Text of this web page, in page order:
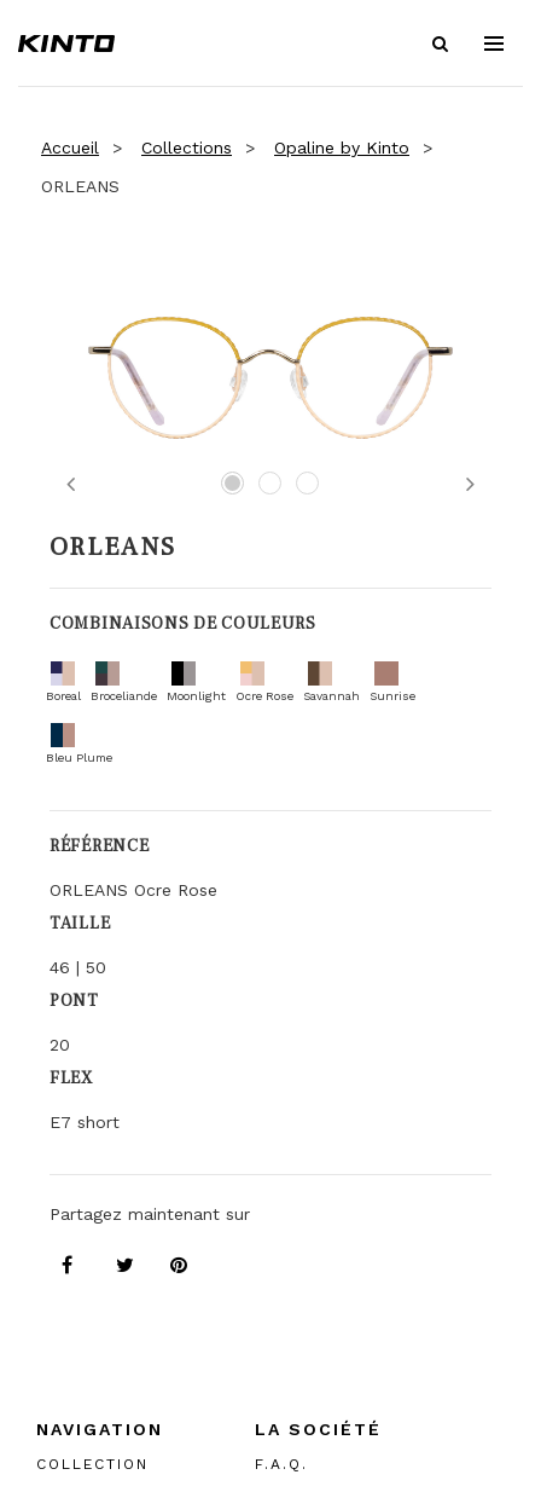
Accueil Collections
Opaline by Kinto
ORLEANS
Previous Next
ORLEANS
COMBINAISONS DE COULEURS
Boreal Broceliande Moonlight Ocre Rose Savannah Sunrise
Bleu Plume
RÉFÉRENCE
ORLEANS Ocre Rose
TAILLE
46 | 50
PONT
20
FLEX
E7 short
Partagez maintenant sur
NAVIGATION
COLLECTION
LA SOCIÉTÉ
F.A.Q.